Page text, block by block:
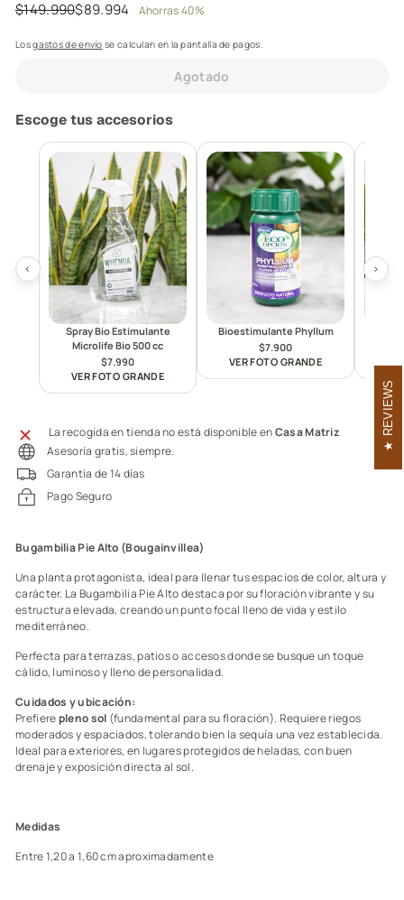
disponible
Precio
$149.990$149.990
Precio
oferta
$89.994 $89.994
Ahorras 40%
Losgastos de envío se calculan en la pantalla de pagos.
Agotado
Escoge tus accesorios
‹
Spray Bio Estimulante
Microlife Bio 500 cc
$7.990
VER FOTO GRANDE
Bioestimulante Phyllum
$7.900
VER FOTO GRANDE
›
La recogida en tienda no está disponible enCasa Matriz
Asesoría gratis, siempre.
Garantía de 14 días
Pago Seguro
Bugambilia Pie Alto (Bougainvillea)
Una planta protagonista, ideal para llenar tus espacios de color, altura y
carácter. La Bugambilia Pie Alto destaca por su floración vibrante y su
estructura elevada, creando un punto focal lleno de vida y estilo
mediterráneo.
Perfecta para terrazas, patios o accesos donde se busque un toque
cálido, luminoso y lleno de personalidad.
Cuidados y ubicación:
Prefierepleno sol (fundamental para su floración). Requiere riegos
moderados y espaciados, tolerando bien la sequía una vez establecida.
Ideal para exteriores, en lugares protegidos de heladas, con buen
drenaje y exposición directa al sol.
Medidas
Entre 1,20 a 1,60 cm aproximadamente
REVIEWS